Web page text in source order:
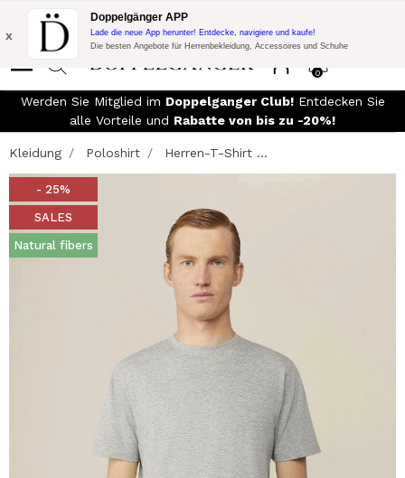
Blitzangebot:
10% Extra-Rabatt auf 300€ Einkauf mit Code:
DOPPEL300
0
x
Doppelgänger APP
Lade die neue App herunter! Entdecke, navigiere und kaufe!
Die besten Angebote für Herrenbekleidung, Accessoires und Schuhe
Werden Sie Mitglied im Doppelganger Club!Entdecken Sie
alle Vorteile und Rabatte von bis zu -20%!
Kleidung Poloshirt Herren-T-Shirt ...
- 25%
SALES
Natural fibers